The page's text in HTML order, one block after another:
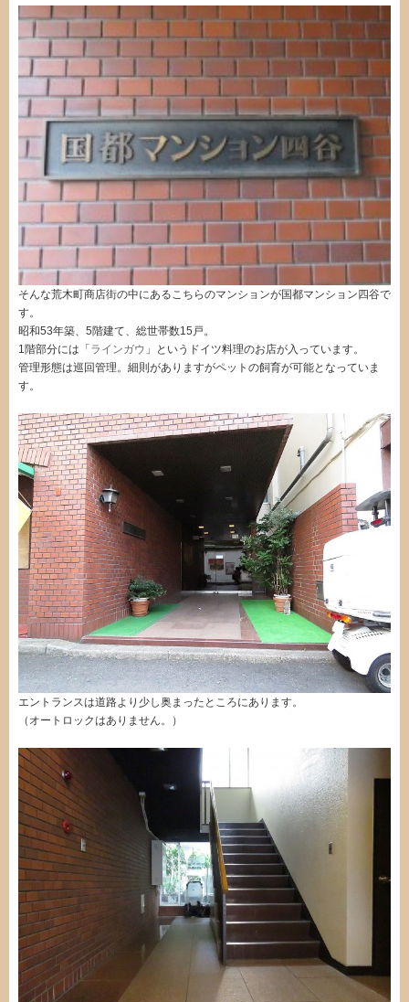
そんな荒木町商店街の中にあるこちらのマンションが国都マンション四谷で
す。
昭和53年築、5階建て、総世帯数15戸。
1階部分には「ラインガウ 」というドイツ料理のお店が入っています。
管理形態は巡回管理。細則がありますがペットの飼育が可能となっていま
す。
エントランスは道路より少し奥まったところにあります。
（オートロックはありません。）